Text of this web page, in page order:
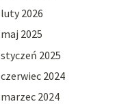
luty 2026
maj 2025
styczeń 2025
czerwiec 2024
marzec 2024